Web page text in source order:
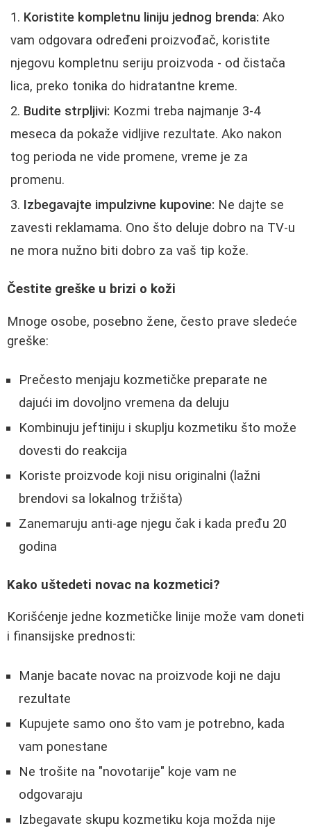
Koristite kompletnu liniju jednog brenda: Ako
vam odgovara određeni proizvođač, koristite
njegovu kompletnu seriju proizvoda - od čistača
lica, preko tonika do hidratantne kreme.
Budite strpljivi: Kozmi treba najmanje 3-4
meseca da pokaže vidljive rezultate. Ako nakon
tog perioda ne vide promene, vreme je za
promenu.
Izbegavajte impulzivne kupovine: Ne dajte se
zavesti reklamama. Ono što deluje dobro na TV-u
ne mora nužno biti dobro za vaš tip kože.
Čestite greške u brizi o koži
Mnoge osobe, posebno žene, često prave sledeće
greške:
Prečesto menjaju kozmetičke preparate ne
dajući im dovoljno vremena da deluju
Kombinuju jeftiniju i skuplju kozmetiku što može
dovesti do reakcija
Koriste proizvode koji nisu originalni (lažni
brendovi sa lokalnog tržišta)
Zanemaruju anti-age njegu čak i kada pređu 20
godina
Kako uštedeti novac na kozmetici?
Korišćenje jedne kozmetičke linije može vam doneti
i finansijske prednosti:
Manje bacate novac na proizvode koji ne daju
rezultate
Kupujete samo ono što vam je potrebno, kada
vam ponestane
Ne trošite na "novotarije" koje vam ne
odgovaraju
Izbegavate skupu kozmetiku koja možda nije